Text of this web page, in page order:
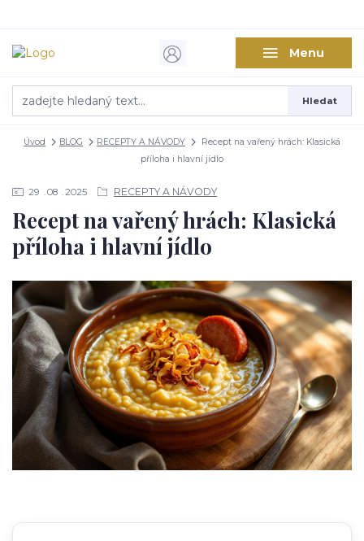
Menu
Hledat
Úvod BLOG RECEPTY A NÁVODY
Recept na vařený hrách: Klasická
příloha i hlavní jídlo
29 08 2025 RECEPTY A NÁVODY
Recept na vařený hrách: Klasická
příloha i hlavní jídlo